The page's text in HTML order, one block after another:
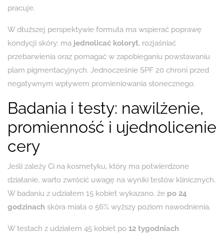
pracuje.
W dłuższej perspektywie formuła ma wspierać poprawę
kondycji skóry: ma jednolicać koloryt, rozjaśniać
przebarwienia oraz pomagać w zapobieganiu powstawaniu
plam pigmentacyjnych. Jednocześnie SPF 20 chroni przed
negatywnym wpływem promieniowania słonecznego.
Badania i testy: nawilżenie,
promienność i ujednolicenie
cery
Jeśli zależy Ci na kosmetyku, który ma potwierdzone
działanie, warto zwrócić uwagę na wyniki testów klinicznych.
W badaniu z udziałem 15 kobiet wykazano, że po 24
godzinach skóra miała o 56% wyższy poziom nawodnienia.
W testach z udziałem 45 kobiet po 12 tygodniach